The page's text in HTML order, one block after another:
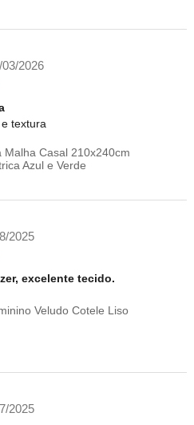
03/2026
textura
Malha Casal 210x240cm
Azul e Verde
2025
excelente tecido.
Veludo Cotele Liso
2025